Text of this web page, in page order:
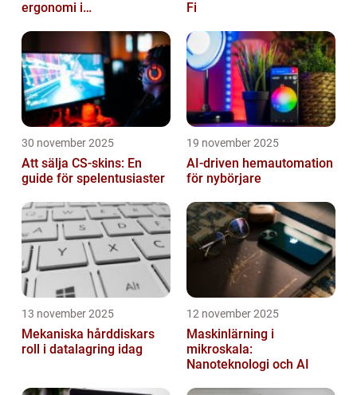
ergonomi i
Fi
30 november 2025
Att sälja CS-skins: En
guide för spelentusiaster
19 november 2025
AI-driven hemautomation
för nybörjare
13 november 2025
Mekaniska hårddiskars
roll i datalagring idag
12 november 2025
Maskinlärning i
mikroskala:
Nanoteknologi och AI